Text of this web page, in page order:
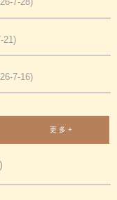
21)
7-16)
更 多 +